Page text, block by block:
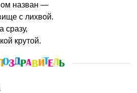
назван —
с лихвой.
сразу,
крутой.